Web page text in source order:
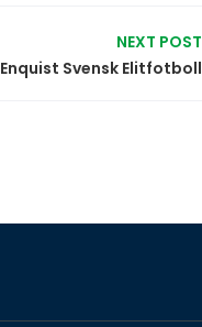
NEXT POST
Svensk Elitfotboll